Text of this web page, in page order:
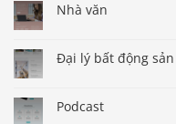
Nhà văn
Đại lý bất động sản
Podcast